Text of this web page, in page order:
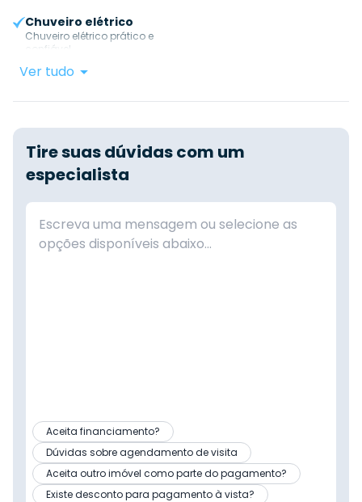
Chuveiro elétrico
Chuveiro elétrico prático e
confiável.
Ver tudo
Tire suas dúvidas com um
especialista
Aceita financiamento?
Dúvidas sobre agendamento de visita
Aceita outro imóvel como parte do pagamento?
Existe desconto para pagamento à vista?